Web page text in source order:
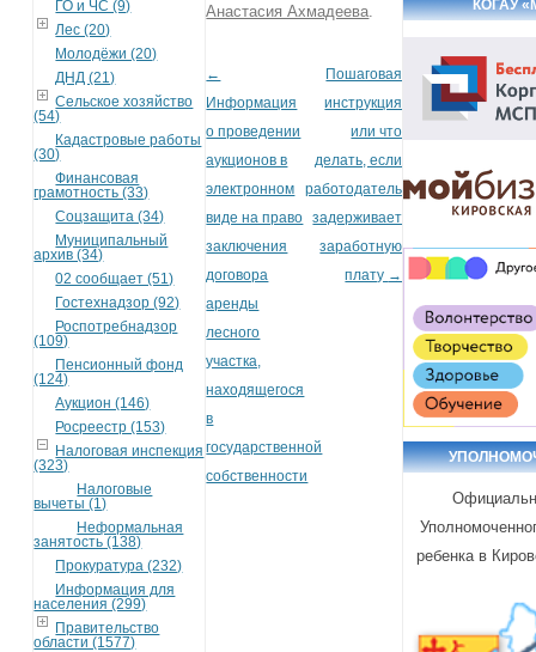
ГО и ЧС (9)
Лес (20)
Молодёжи (20)
ДНД (21)
Сельское хозяйство
(54)
Кадастровые работы
(30)
Финансовая
грамотность (33)
Соцзащита (34)
Муниципальный
архив (34)
02 сообщает (51)
Гостехнадзор (92)
Роспотребнадзор
(109)
Пенсионный фонд
(124)
Аукцион (146)
Росреестр (153)
Налоговая инспекция
(323)
Налоговые
вычеты (1)
Неформальная
занятость (138)
Прокуратура (232)
Информация для
населения (299)
Правительство
области (1577)
Анастасия Ахмадеева.
Post navigation
←
Информация
о проведении
аукционов в
электронном
виде на право
заключения
договора
аренды
лесного
участка,
находящегося
в
государственной
собственности
Пошаговая
инструкция
или что
делать, если
работодатель
задерживает
заработную
плату →
КОГАУ
ребенка в